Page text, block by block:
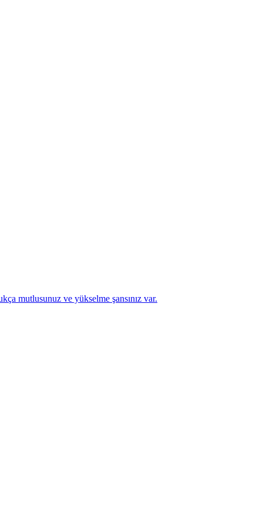
mutlusunuz ve yükselme şansınız var.